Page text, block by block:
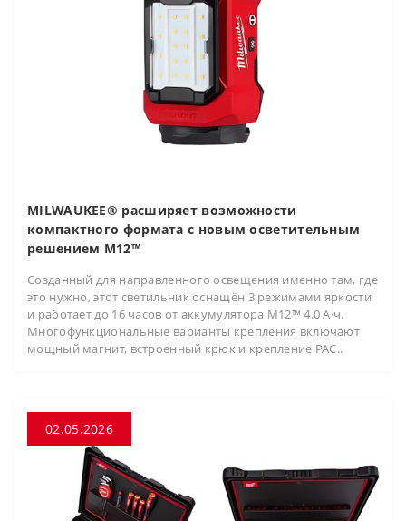
MILWAUKEE® расширяет возможности
компактного формата с новым осветительным
решением M12™
Созданный для направленного освещения именно там, где
это нужно, этот светильник оснащён 3 режимами яркости
и работает до 16 часов от аккумулятора M12™ 4.0 А·ч.
Многофункциональные варианты крепления включают
мощный магнит, встроенный крюк и крепление PAC..
02.05.2026